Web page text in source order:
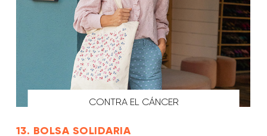
CONTRA EL CÁNCER
13. BOLSA SOLIDARIA